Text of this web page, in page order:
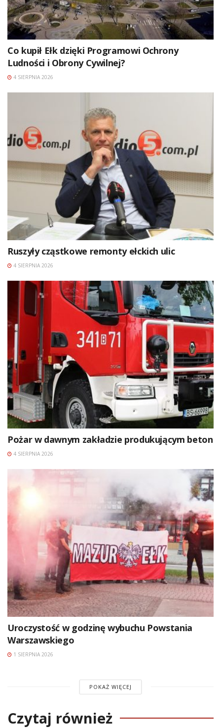
Co kupił Ełk dzięki Programowi Ochrony
Ludności i Obrony Cywilnej?
4 SIERPNIA 2026
Ruszyły cząstkowe remonty ełckich ulic
4 SIERPNIA 2026
Pożar w dawnym zakładzie produkującym beton
4 SIERPNIA 2026
Uroczystość w godzinę wybuchu Powstania
Warszawskiego
1 SIERPNIA 2026
POKAŻ WIĘCEJ
Czytaj również